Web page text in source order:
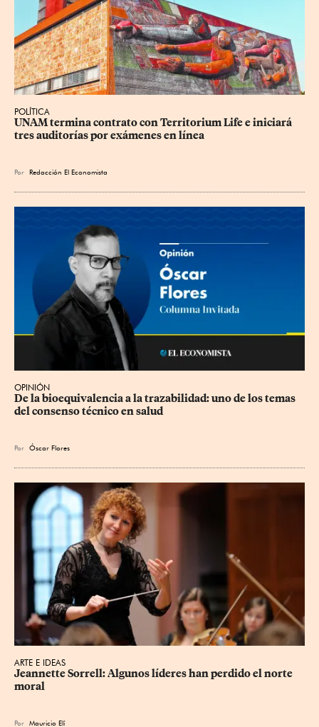
POLÍTICA
UNAM termina contrato con Territorium Life e iniciará
tres auditorías por exámenes en línea
Por Redacción El Economista
OPINIÓN
De la bioequivalencia a la trazabilidad: uno de los temas
del consenso técnico en salud
Por Óscar Flores
ARTE E IDEAS
Jeannette Sorrell: Algunos líderes han perdido el norte
moral
Por Mauricio Elí